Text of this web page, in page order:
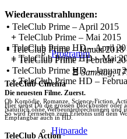
Programm
Hitparade
Wiederausstrahlungen:
• TeleClub Prime – April 2015
+ TeleClub Prime – Mai 2015
• TeleClub Prime HD – April
+ TeleClub Prime HD – Mai
• TeleClub Prime – Januar 2018
+ TeleClub Prime – Februar
• TeleClub Prime HD – Januar
+TeleClub Prime HD –
Ξ Samstag,
TeleClub Cinema
Die neuesten Filme. Zuerst.
Ob Komödie, Romanze, Science-Fiction,
Hier siehst Du die grossen Blockbuster oder
Natürlich ohne Werbeunterbrechungen und
So wird Fernsehen zum Erlebnis und dein
Empfangbar auch in HD.
TeleClub Action